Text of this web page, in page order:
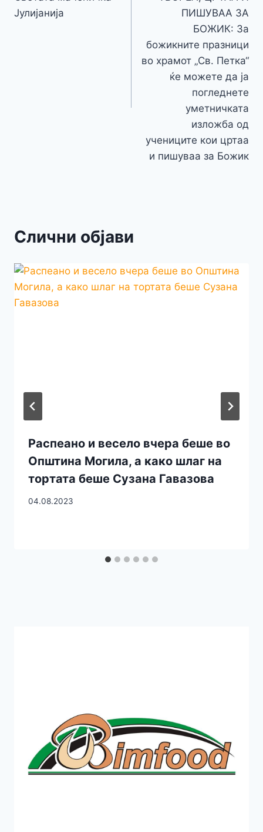
Јулијанија
ПИШУВАА ЗА
БОЖИК: За
божикните празници
во храмот „Св. Петка“
ќе можете да ја
погледнете
уметничката
изложба од
учениците кои цртаа
и пишуваа за Божик
Слични објави
Распеано и весело вчера беше во
Општина Могила, а како шлаг на
тортата беше Сузана Гавазова
04.08.2023